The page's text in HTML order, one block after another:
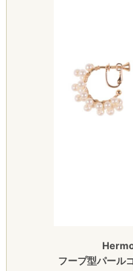
フープ型パール